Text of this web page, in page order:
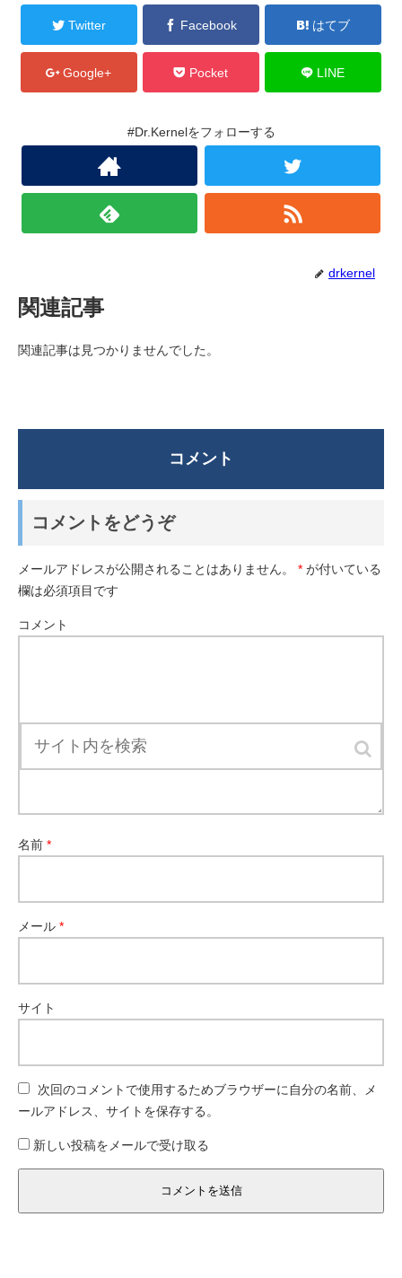
Twitter Facebook はてブ
Google+ Pocket LINE
#Dr.Kernelをフォローする
drkernel
関連記事
関連記事は見つかりませんでした。
コメント
コメントをどうぞ
メールアドレスが公開されることはありません。 * が付いている
欄は必須項目です
コメント
名前 *
メール *
サイト
次回のコメントで使用するためブラウザーに自分の名前、メ
ールアドレス、サイトを保存する。
新しい投稿をメールで受け取る